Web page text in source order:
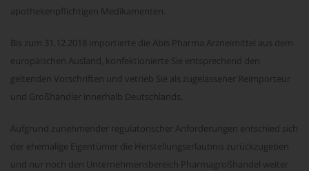
apothekenpflichtigen Medikamenten.
Bis zum 31.12.2018 importierte die Abis Pharma Arzneimittel aus dem
europäischen Ausland, konfektionierte Sie entsprechend den
geltenden Vorschriften und vetrieb Sie als zugelassener Reimporteur
und Großhändler innerhalb Deutschlands.
Aufgrund zunehmender regulatorischer Anforderungen entschied sich
der ehemalige Eigentümer die Herstellungserlaubnis zurückzugeben
und nur noch den Unternehmensbereich Pharmagroßhandel weiter